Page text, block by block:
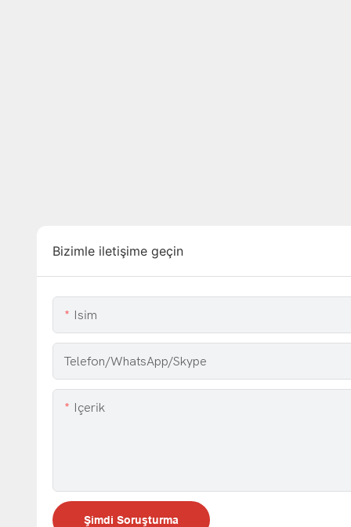
Bizimle iletişime geçin
Isim
Telefon/WhatsApp/Skype
Içerik
Şimdi Soruşturma